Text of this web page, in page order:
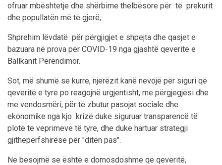
ofruar mbështetje dhe shërbime thelbësore për të prekurit
dhe popullatën më të gjerë;
Shprehim lëvdatë për përgjigjet e shpejta dhe qasjet e
bazuara në prova për COVID-19 nga gjashtë qeveritë e
Ballkanit Perëndimor.
Sot, më shumë se kurrë, njerëzit kanë nevojë për siguri që
qeveritë e tyre po reagojnë urgjentisht, me përgjegjësi dhe
me vendosmëri, për të zbutur pasojat sociale dhe
ekonomike nga kjo krizë duke siguruar transparencë të
plotë të veprimeve të tyre, dhe duke hartuar strategji
gjithëpërfshirëse për "ditën pas".
Ne besojmë se është e domosdoshme që qeveritë,